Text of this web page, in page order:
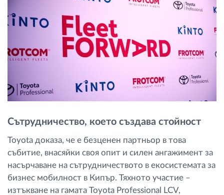
Сътрудничество, което създава стойност
Toyota доказа, че е безценен партньор в това
събитие, внасяйки своя опит и силен ангажимент за
насърчаване на сътрудничеството в екосистемата за
бизнес мобилност в Кипър. Тяхното участие –
изтъкване на гамата Toyota Professional LCV,